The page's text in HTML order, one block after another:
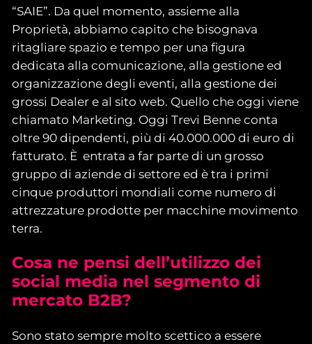
“SAIE”. Da quel momento, assieme alla
Proprietà, abbiamo capito che bisognava
ritagliare spazio e tempo per una figura
dedicata alla comunicazione, alla gestione ed
organizzazione degli eventi, alla gestione dei
grossi Dealer e al sito web. Quello che oggi viene
chiamato Marketing. Oggi Trevi Benne conta
oltre 90 dipendenti, più di 40.000.000 di euro di
fatturato. È entrata a far parte di un grosso
gruppo di aziende di settore ed è tra i primi
cinque produttori mondiali come numero di
attrezzature prodotte per macchine movimento
terra.
Cosa ne pensi dell’utilizzo dei
social media nel segmento di
mercato B2B?
Sono stato sempre molto scettico a essere